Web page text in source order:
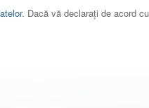
. Dacă vă declaraţi de acord